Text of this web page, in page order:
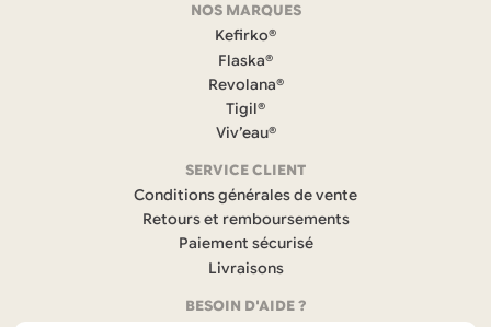
a
c
e
b
o
o
k
s
’
u
v
r
d
NOS MARQUES
Kefirko®
Flaska®
Revolana®
Tigil®
Viv’eau®
SERVICE CLIENT
Conditions générales de vente
Retours et remboursements
Paiement sécurisé
Livraisons
BESOIN D'AIDE ?